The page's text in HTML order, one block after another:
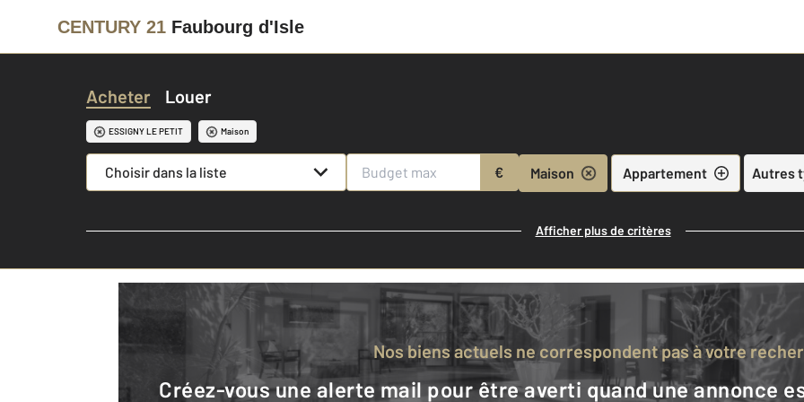
CENTURY 21 Faubourg d'Isle
Acheter Louer
ESSIGNY LE PETIT Maison
Choisir dans la liste € Maison Appartement Autres
Afficher plus de critères
Nos biens actuels ne correspondent pas à votre
Créez-vous une alerte mail pour être averti quand une annonce est en ligne et consultez la